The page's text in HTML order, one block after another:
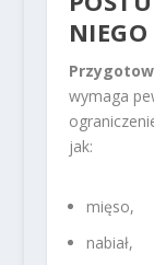
NIEGO
wymaga
jak:
mięso,
nabiał,